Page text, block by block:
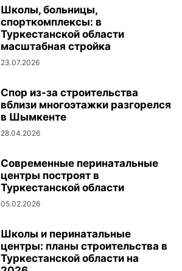
Школы, больницы,
спорткомплексы: в
Туркестанской области
масштабная стройка
23.07.2026
Спор из-за строительства
вблизи многоэтажки разгорелся
в Шымкенте
28.04.2026
Современные перинатальные
центры построят в
Туркестанской области
05.02.2026
Школы и перинатальные
центры: планы строительства в
Туркестанской области на